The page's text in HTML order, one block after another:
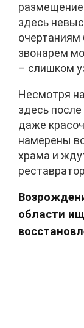
здесь
звонарем
– слишком
Несмотря
здесь
даже
намерены
храма и
области